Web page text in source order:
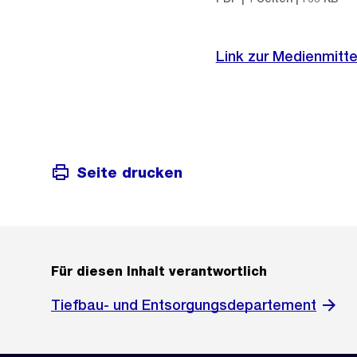
Link zur
Seite drucken
Für diesen Inhalt verantwortlich
Tiefbau- und Entsorgungsdepartement